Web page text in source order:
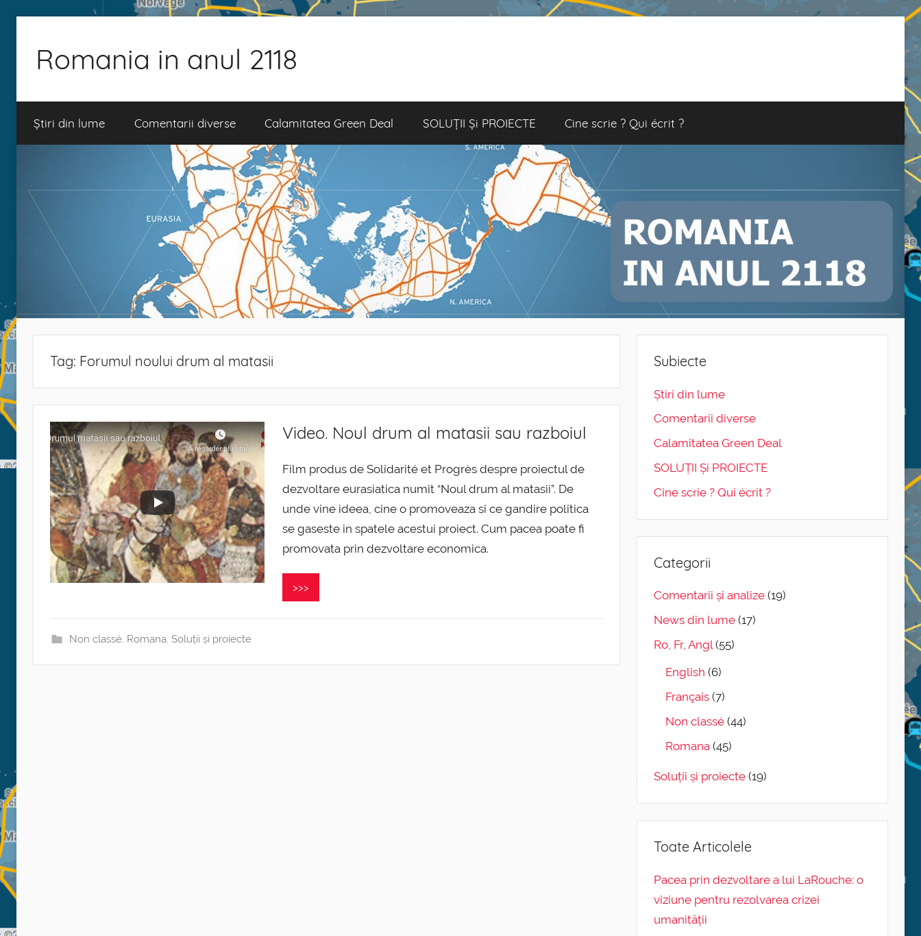
content
Romania in anul 2118
Știri din lume Comentarii diverse Calamitatea Green Deal SOLUȚII Și PROIECTE Cine scrie ? Qui écrit ?
Tag: Forumul noului drum al matasii
Video. Noul drum al matasii sau razboiul
Film produs de Solidarité et Progrès despre proiectul de
dezvoltare eurasiatica numit “Noul drum al matasii”. De
unde vine ideea, cine o promoveaza si ce gandire politica
se gaseste in spatele acestui proiect. Cum pacea poate fi
promovata prin dezvoltare economica.
>>>
Non classé, Romana, Soluții și proiecte
Subiecte
Știri din lume
Comentarii diverse
Calamitatea Green Deal
SOLUȚII Și PROIECTE
Cine scrie ? Qui écrit ?
Categorii
Comentarii și analize(19)
News din lume(17)
Ro, Fr, Angl (55)
English (6)
Français(7)
Non classé(44)
Romana(45)
Soluții și proiecte(19)
Toate Articolele
Pacea prin dezvoltare a lui LaRouche: o
viziune pentru rezolvarea crizei
umanității